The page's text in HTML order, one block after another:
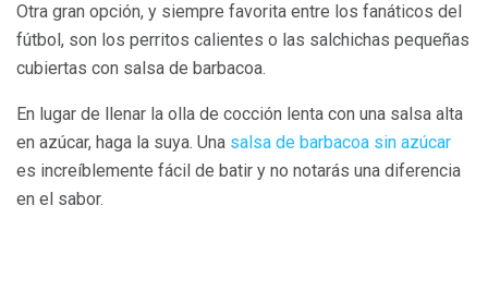
Otra gran opción, y siempre favorita entre los fanáticos del
fútbol, ​​son los perritos calientes o las salchichas pequeñas
cubiertas con salsa de barbacoa.
En lugar de llenar la olla de cocción lenta con una salsa alta
en azúcar, haga la suya. Una salsa de barbacoa sin azúcar
es increíblemente fácil de batir y no notarás una diferencia
en el sabor.